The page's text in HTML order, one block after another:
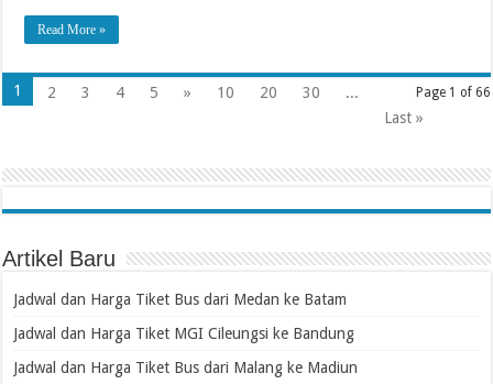
Read More »
Page 1 of 66
1 2 3 4 5 » 10 20 30
...
Last »
Artikel Baru
Jadwal dan Harga Tiket Bus dari Medan ke Batam
Jadwal dan Harga Tiket MGI Cileungsi ke Bandung
Jadwal dan Harga Tiket Bus dari Malang ke Madiun